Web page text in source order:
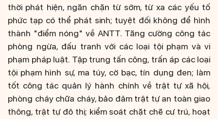
thời phát hiện, ngăn chặn từ sớm, từ xa các yếu tố
phức tạp có thể phát sinh; tuyệt đối không để hình
thành "điểm nóng" về ANTT. Tăng cường công tác
phòng ngừa, đấu tranh với các loại tội phạm và vi
phạm pháp luật. Tập trung tấn công, trấn áp các loại
tội phạm hình sự, ma túy, cờ bạc, tín dụng đen; làm
tốt công tác quản lý hành chính về trật tự xã hội,
phòng cháy chữa cháy, bảo đảm trật tự an toàn giao
thông, trật tự đô thị; kiểm soát chặt chẽ cư trú, hoạt